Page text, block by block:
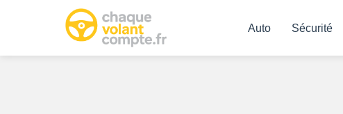
Auto Sécurité